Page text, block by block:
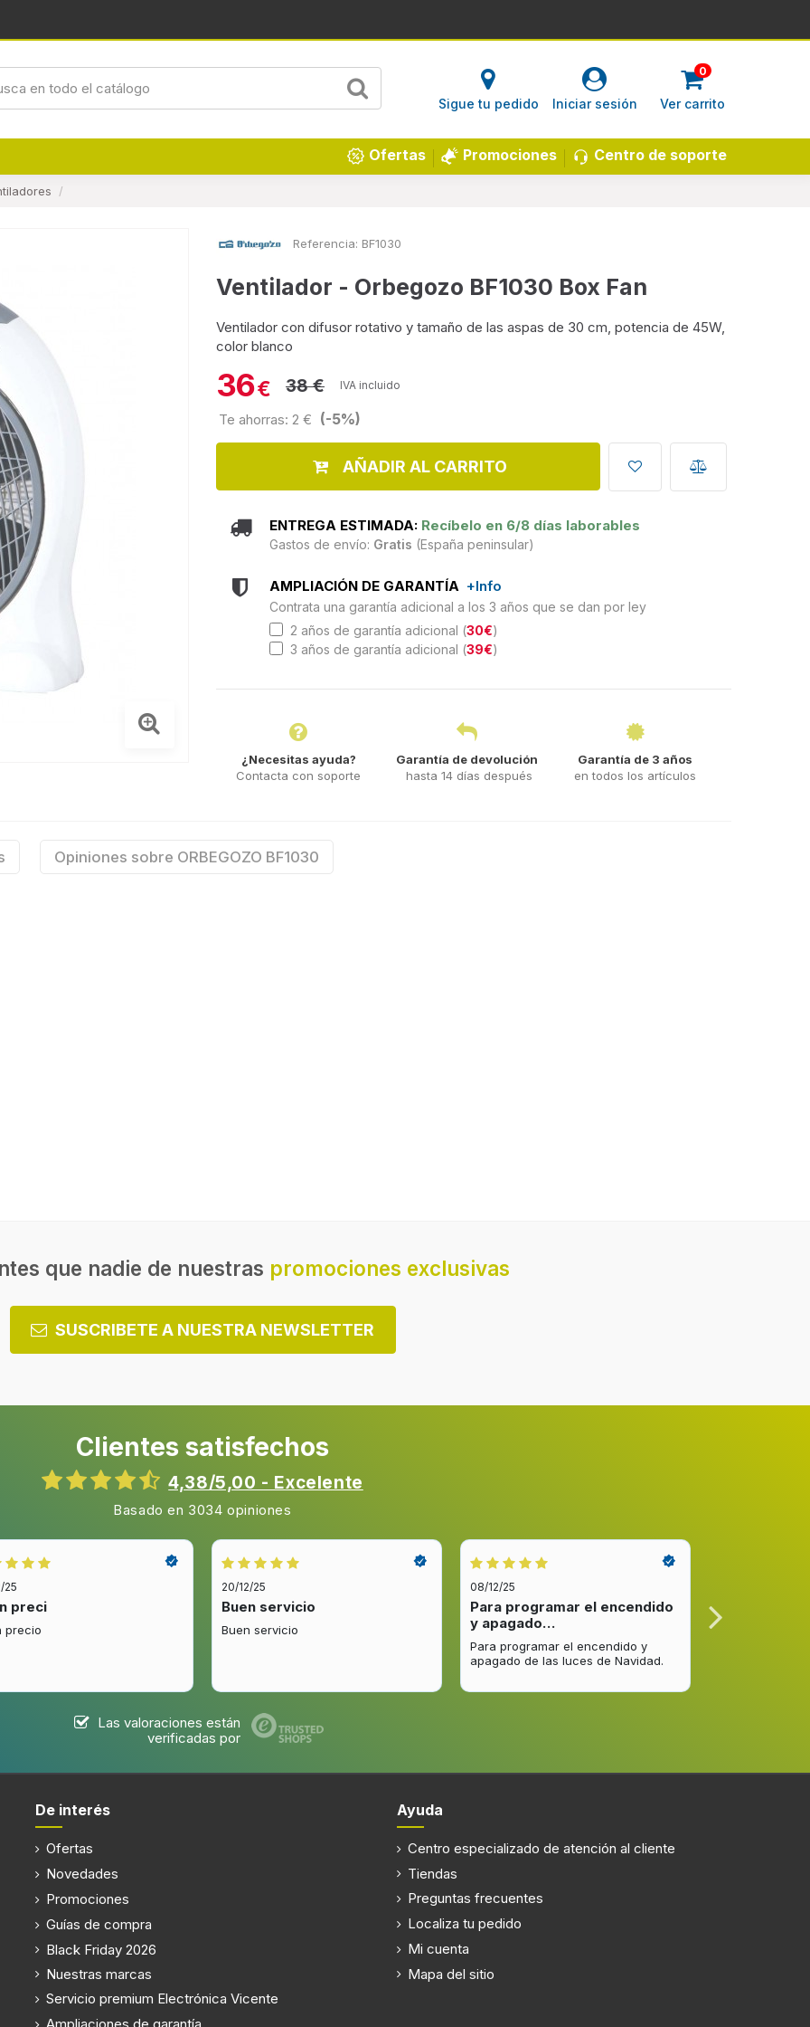
Sigue tu pedido Iniciar sesión
0
Ver carrito
Centro de soporte
Promociones
Ofertas
Referencia: BF1030
Ventilador - Orbegozo BF1030 Box Fan
Ventilador con difusor rotativo y tamaño de las aspas de 30 cm, potencia de 45W,
color blanco
36€ 38 € IVA incluido
Te ahorras: 2 € (-5%)
AÑADIR AL CARRITO
ENTREGA ESTIMADA: Recíbelo en 6/8 días laborables
Gastos de envío: Gratis (España peninsular)
AMPLIACIÓN DE GARANTÍA +Info
Contrata una garantía adicional a los 3 años que se dan por ley
2 años de garantía adicional (30€)
3 años de garantía adicional (39€)
¿Necesitas ayuda?
Contacta con soporte
Garantía de devolución
hasta 14 días después
Garantía de 3 años
en todos los artículos
Opiniones sobre ORBEGOZO BF1030
Tipo de control
Rejilla protectora
Voltaje de entrada AC
Frecuencia de entrada AC
que nadie de nuestras promociones exclusivas
SUSCRIBETE A NUESTRA NEWSLETTER
Clientes satisfechos
4,38/5,00 - Excelente
Basado en 3034 opiniones
25
preci
precio
20/12/25
Buen servicio
Buen servicio
08/12/25
Para programar el encendido
y apagado…
Para programar el encendido y
apagado de las luces de Navidad.
venta y…
Las valoraciones están
verificadas por
De interés
Ofertas
Novedades
Promociones
Guías de compra
Black Friday 2026
Nuestras marcas
Servicio premium Electrónica Vicente
Ayuda
Centro especializado de atención al cliente
Tiendas
Preguntas frecuentes
Localiza tu pedido
Mi cuenta
Mapa del sitio